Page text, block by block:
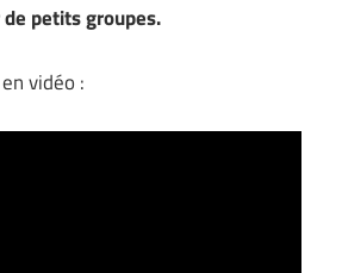
petits groupes.
vidéo :